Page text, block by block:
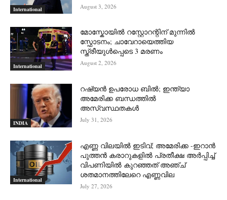
International August 3, 2026
International
മോസ്കോയിൽ റസ്റ്റോറന്റിന് മുന്നിൽ
സ്ഫോടനം; ചാവേറായെത്തിയ
സ്ത്രീയുൾപ്പെടെ 3 മരണം
August 2, 2026
INDIA
റഷ്യന്‍ ഉപരോധ ബില്‍; ഇന്ത്യാ
അമേരിക്ക ബന്ധത്തില്‍
അസ്വസ്ഥതകള്‍
July 31, 2026
International
എണ്ണ വിലയില്‍ ഇടിവ്; അമേരിക്ക -ഇറാന്‍
പുത്തന്‍ കരാറുകളില്‍ പ്രതീക്ഷ അര്‍പ്പിച്ച്
വിപണിയില്‍ കുറഞ്ഞത് അഞ്ച്
ശതമാനത്തിലേറെ എണ്ണവില
July 27, 2026